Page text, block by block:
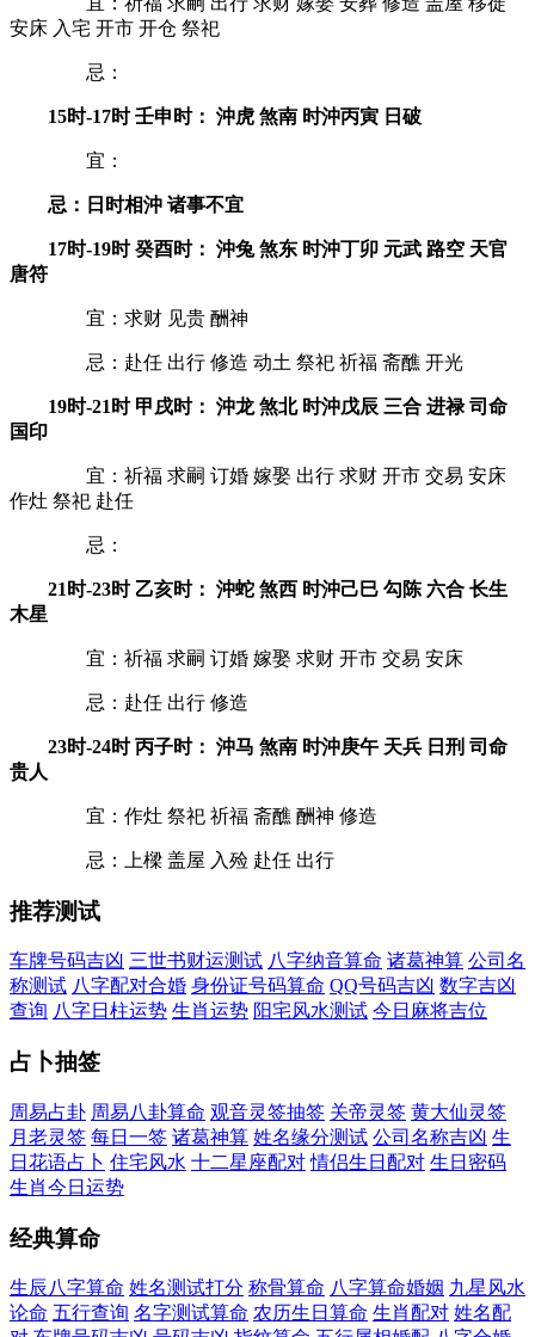
安床 入宅 开市 开仓 祭祀
忌：
15时-17时 壬申时： 沖虎 煞南 时沖丙寅 日破
宜：
忌：日时相沖 诸事不宜
17时-19时 癸酉时： 沖兔 煞东 时沖丁卯 元武 路空 天官
唐符
宜：求财 见贵 酬神
忌：赴任 出行 修造 动土 祭祀 祈福 斋醮 开光
19时-21时 甲戌时： 沖龙 煞北 时沖戊辰 三合 进禄 司命
国印
宜：祈福 求嗣 订婚 嫁娶 出行 求财 开市 交易 安床
作灶 祭祀 赴任
忌：
21时-23时 乙亥时： 沖蛇 煞西 时沖己巳 勾陈 六合 长生
木星
宜：祈福 求嗣 订婚 嫁娶 求财 开市 交易 安床
忌：赴任 出行 修造
23时-24时 丙子时： 沖马 煞南 时沖庚午 天兵 日刑 司命
贵人
宜：作灶 祭祀 祈福 斋醮 酬神 修造
忌：上樑 盖屋 入殓 赴任 出行
推荐测试
车牌号码吉凶 三世书财运测试 八字纳音算命 诸葛神算 公司名
称测试 八字配对合婚 身份证号码算命 QQ号码吉凶 数字吉凶
查询 八字日柱运势 生肖运势 阳宅风水测试 今日麻将吉位
占卜抽签
周易占卦 周易八卦算命 观音灵签抽签 关帝灵签 黄大仙灵签
月老灵签 每日一签 诸葛神算 姓名缘分测试 公司名称吉凶 生
日花语占卜 住宅风水 十二星座配对 情侣生日配对 生日密码
生肖今日运势
经典算命
生辰八字算命 姓名测试打分 称骨算命 八字算命婚姻 九星风水
论命 五行查询 名字测试算命 农历生日算命 生肖配对 姓名配